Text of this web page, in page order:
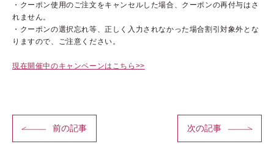
あしたの美肌 | 美容情報を発信・キレイをサポートするWebメデ
ィア
・クーポン使用のご注文をキャンセルした場合、クーポンの再付与はさ
れません。
・クーポンの選択忘れ等、正しく入力されなかった場合割引対象外とな
りますので、ご注意ください。
現在開催中のキャンペーンはこちら>>
前の記事 次の記事